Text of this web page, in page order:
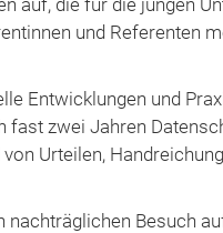
auf, die für die jungen
und Referenten
Entwicklungen und
fast zwei Jahren
Urteilen,
Besuch